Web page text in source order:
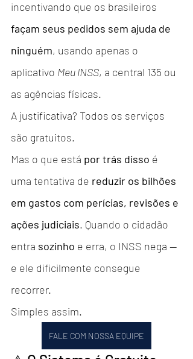
incentivando que os brasileiros
façam seus pedidos sem ajuda de
ninguém, usando apenas o
aplicativo Meu INSS, a central 135 ou
as agências físicas.
A justificativa? Todos os serviços
são gratuitos.
Mas o que está por trás disso é
uma tentativa de reduzir os bilhões
em gastos com perícias, revisões e
ações judiciais. Quando o cidadão
entra sozinho e erra, o INSS nega —
e ele dificilmente consegue
recorrer.
Simples assim.
FALE COM NOSSA EQUIPE